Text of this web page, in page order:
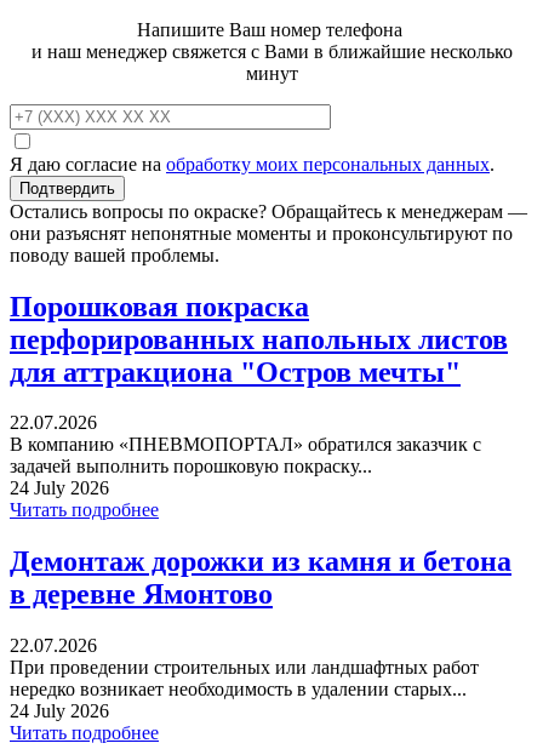
Напишите Ваш номер телефона
и наш менеджер свяжется с Вами в ближайшие несколько
минут
Я даю согласие на обработку моих персональных данных.
Остались вопросы по окраске? Обращайтесь к менеджерам —
они разъяснят непонятные моменты и проконсультируют по
поводу вашей проблемы.
Порошковая покраска
перфорированных напольных листов
для аттракциона "Остров мечты"
22.07.2026
В компанию «ПНЕВМОПОРТАЛ» обратился заказчик с
задачей выполнить порошковую покраску...
24 July 2026
Читать подробнее
Демонтаж дорожки из камня и бетона
в деревне Ямонтово
22.07.2026
При проведении строительных или ландшафтных работ
нередко возникает необходимость в удалении старых...
24 July 2026
Читать подробнее